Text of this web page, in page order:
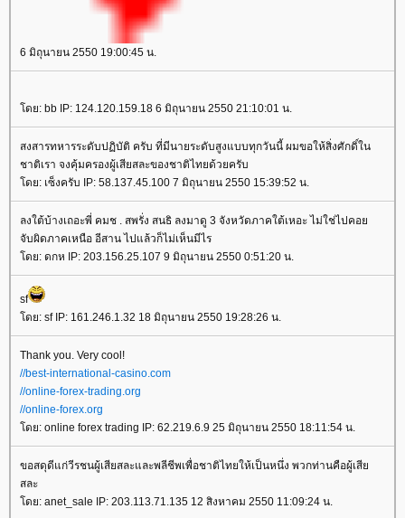
6 มิถุนายน 2550 19:00:45 น.
ดย: bb IP: 124.120.159.18 6 มิถุนายน 2550 21:10:01 น.
สงสารทหารระดับปฏิบัติ ครับ ที่มีนายระดับสูงแบบทุกวันนี้ ผมขอให้สิ่งศักดิ์ใน
ชาติเรา จงคุ้มครองผู้เสียสละของชาติไทยด้วยครับ
ดย: เซ็งครับ IP: 58.137.45.100 7 มิถุนายน 2550 15:39:52 น.
ลงใต้บ้างเถอะพี่ คมช . สพรั่ง สนธิ ลงมาดู 3 จังหวัดภาคใต้เหอะ ไม่ใช่ไปคอ
จับผิดภาคเหนือ อีสาน ไปแล้วก็ไม่เห็นมีไร
ดย: ดกห IP: 203.156.25.107 9 มิถุนายน 2550 0:51:20 น.
sf
ดย: sf IP: 161.246.1.32 18 มิถุนายน 2550 19:28:26 น.
Thank you. Very cool!
//best-international-casino.com
//online-forex-trading.org
//online-forex.org
ดย: online forex trading IP: 62.219.6.9 25 มิถุนายน 2550 18:11:54 น.
ขอสดุดีแก่วีรชนผู้เสียสละและพลีชีพเพื่อชาติไทยให้เป็นหนึ่ง พวกท่านคือผู้เสี
สละ
ดย: anet_sale IP: 203.113.71.135 12 สิงหาคม 2550 11:09:24 น.